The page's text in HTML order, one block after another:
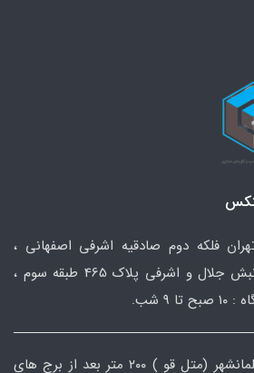
فلکه دوم صادقیه اشرفی اصفهانی ،
ابتدای جلال آل احمد ، نبش جلال و اشرفی پلاک 465 طبقه سوم ،
شعبه دوم : مازندران ، سلمانشهر (متل قو ) ۲۰۰ متر بعد از برج های